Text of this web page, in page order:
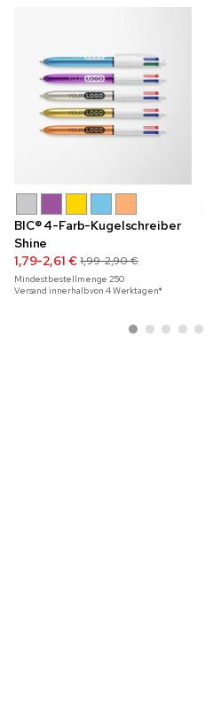
BIC® 4-Farb-Kugelschreiber
Shine
1,79-2,61 € 1,99-2,90 €
Mindestbestellmenge250
Versand innerhalb von 4 Werktagen*